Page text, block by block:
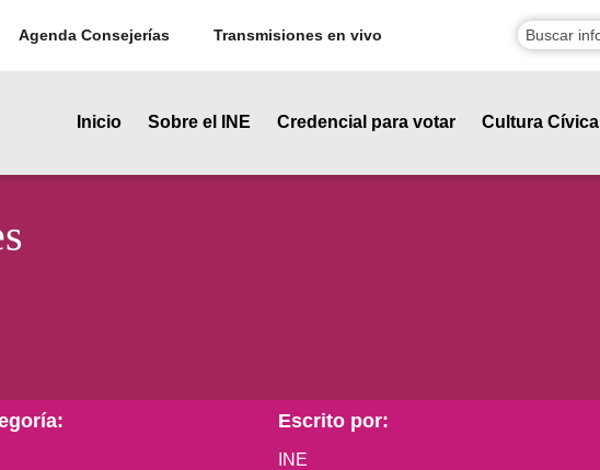
Agenda Consejerías Transmisiones en vivo
Inicio Sobre el INE Credencial para votar Cultura Cívica
Escrito por:
INE